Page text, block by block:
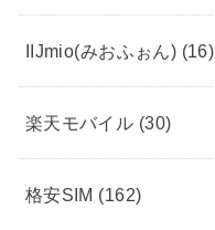
IIJmio(みおふぉん) (16)
楽天モバイル (30)
格安SIM (162)